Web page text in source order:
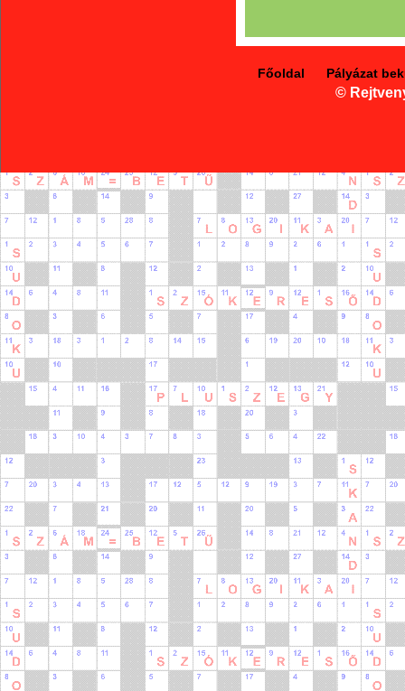
Főoldal Pályázat
©